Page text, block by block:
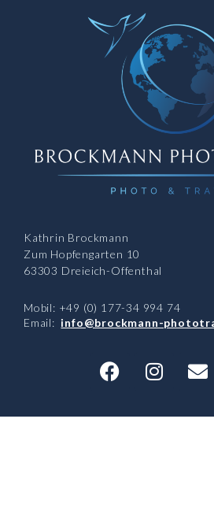
Kathrin Brockmann
Zum Hopfengarten 10
63303 Dreieich-Offenthal
Mobil: +49 (0) 177-34 994 74
Email: info@brockmann-